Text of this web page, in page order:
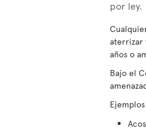
por ley.
aterrizar
años o
Bajo el